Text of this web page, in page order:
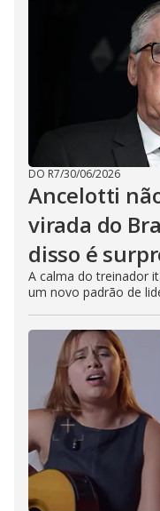
DO R7/30/06/2026
Ancelotti
virada do
disso é
A calma do treinador
um novo padrão de